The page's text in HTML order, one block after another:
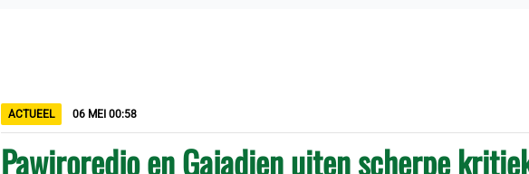
ACTUEEL 06 MEI 00:58
Pawiroredjo en Gajadien uiten scherpe